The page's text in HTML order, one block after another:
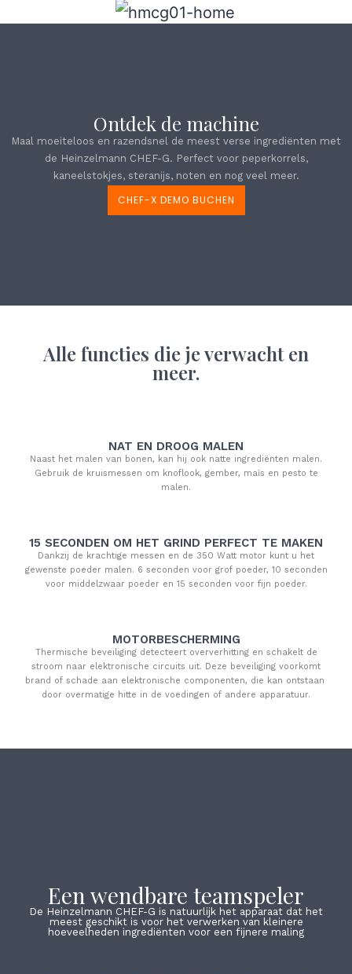
Ontdek de machine
Maal moeiteloos en razendsnel de meest verse ingrediënten met
de Heinzelmann CHEF-G. Perfect voor peperkorrels,
kaneelstokjes, steranijs, noten en nog veel meer.
CHEF-X DEMO BUCHEN
Alle functies die je verwacht en
meer.
NAT EN DROOG MALEN
Naast het malen van bonen, kan hij ook natte ingrediënten malen.
Gebruik de kruismessen om knoflook, gember, maïs en pesto te
malen.
15 SECONDEN OM HET GRIND PERFECT TE MAKEN
Dankzij de krachtige messen en de 350 Watt motor kunt u het
gewenste poeder malen. 6 seconden voor grof poeder, 10 seconden
voor middelzwaar poeder en 15 seconden voor fijn poeder.
MOTORBESCHERMING
Thermische beveiliging detecteert oververhitting en schakelt de
stroom naar elektronische circuits uit. Deze beveiliging voorkomt
brand of schade aan elektronische componenten, die kan ontstaan ​​
door overmatige hitte in de voedingen of andere apparatuur.
Een wendbare teamspeler
De Heinzelmann CHEF-G is natuurlijk het apparaat dat het
meest geschikt is voor het verwerken van kleinere
hoeveelheden ingrediënten voor een fijnere maling